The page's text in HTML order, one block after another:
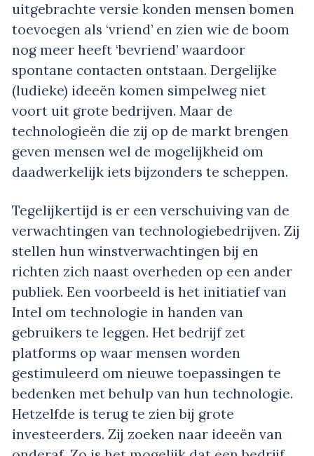
uitgebrachte versie konden mensen bomen
toevoegen als ‘vriend’ en zien wie de boom
nog meer heeft ‘bevriend’ waardoor
spontane contacten ontstaan. Dergelijke
(ludieke) ideeën komen simpelweg niet
voort uit grote bedrijven. Maar de
technologieën die zij op de markt brengen
geven mensen wel de mogelijkheid om
daadwerkelijk iets bijzonders te scheppen.
Tegelijkertijd is er een verschuiving van de
verwachtingen van technologiebedrijven. Zij
stellen hun winstverwachtingen bij en
richten zich naast overheden op een ander
publiek. Een voorbeeld is het initiatief van
Intel om technologie in handen van
gebruikers te leggen. Het bedrijf zet
platforms op waar mensen worden
gestimuleerd om nieuwe toepassingen te
bedenken met behulp van hun technologie.
Hetzelfde is terug te zien bij grote
investeerders. Zij zoeken naar ideeën van